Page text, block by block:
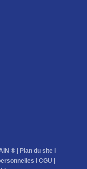
® | Plan du site
CGU